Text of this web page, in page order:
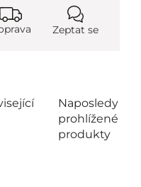
Zeptat se
Naposledy
prohlížené
produkty